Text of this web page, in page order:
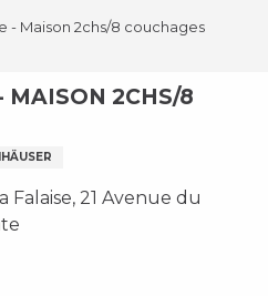
- Maison 2chs/8 couchages
MAISON 2CHS/8
Falaise, 21 Avenue du